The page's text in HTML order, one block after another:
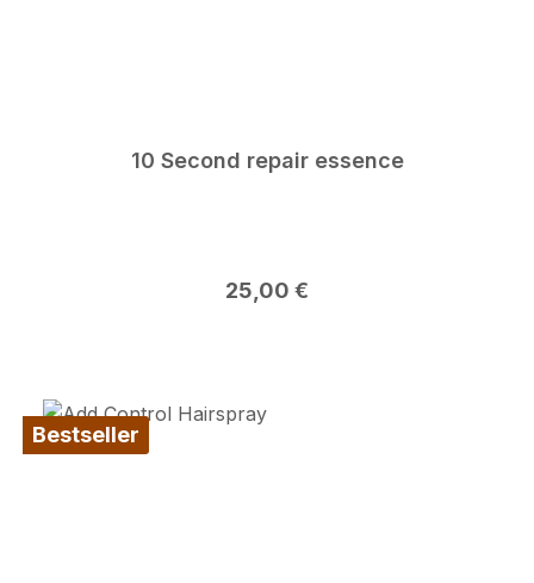
10 Second repair essence
Regulärer Preis:
25,00 €
Bestseller